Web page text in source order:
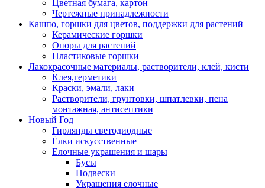
Цветная бумага, картон
Чертежные принадлежности
Кашпо, горшки для цветов, поддержки для растений
Керамические горшки
Опоры для растений
Пластиковые горшки
Лакокрасочные материалы, растворители, клей, кисти
Клея,герметики
Краски, эмали, лаки
Растворители, грунтовки, шпатлевки, пена
монтажная, антисептики
Новый Год
Гирлянды светодиодные
Ёлки искусственные
Елочные украшения и шары
Бусы
Подвески
Украшения елочные